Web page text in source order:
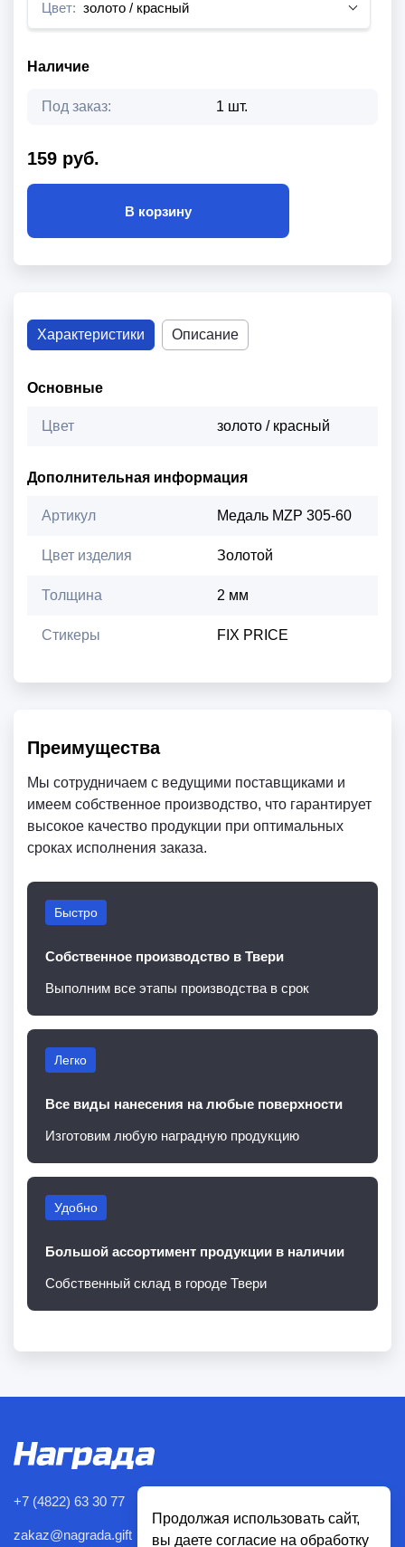
Цвет: золото / красный
Наличие
Под заказ: 1 шт.
159 руб.
В корзину
Характеристики Описание
Основные
Цвет золото / красный
Дополнительная информация
Артикул Медаль MZP 305-60
Цвет изделия Золотой
Толщина 2 мм
Стикеры FIX PRICE
Преимущества
Мы сотрудничаем с ведущими поставщиками и
имеем собственное производство, что гарантирует
высокое качество продукции при оптимальных
сроках исполнения заказа.
Быстро
Собственное производство в Твери
Выполним все этапы производства в срок
Легко
Все виды нанесения на любые поверхности
Изготовим любую наградную продукцию
Удобно
Большой ассортимент продукции в наличии
Собственный склад в городе Твери
+7 (4822) 63 30 77
zakaz@nagrada.gift
Продолжая использовать сайт,
вы даете согласие на обработку